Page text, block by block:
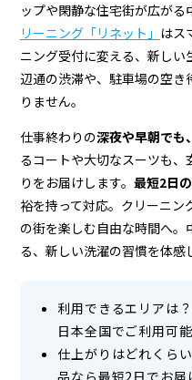
ップや閑静な住宅街が広がる
リーニング「リネット」 はス
ニング受付に変える、新し
辺通の渋滞や、駐車場の空
りません。
仕事終わりの深夜や早朝でも
るコートや大切なスーツも
りをお届けします。 最短2日
裕を持って対応。クリーニン
の街を楽しむ自由な時間へ
る、新しい洗濯の習慣を体感
利用できるエリアは？
日本全国でご利用可能
仕上がりはどれくら